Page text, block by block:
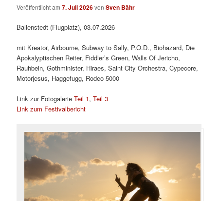
Veröffentlicht am7. Juli 2026vonSven Bähr
Ballenstedt (Flugplatz), 03.07.2026
mit Kreator, Airbourne, Subway to Sally, P.O.D., Biohazard, Die
Apokalyptischen Reiter, Fiddler’s Green, Walls Of Jericho,
Rauhbein, Gothminister, Hiraes, Saint City Orchestra, Cypecore,
Motorjesus, Haggefugg, Rodeo 5000
Link zur FotogalerieTeil 1,Teil 3
Link zum Festivalbericht